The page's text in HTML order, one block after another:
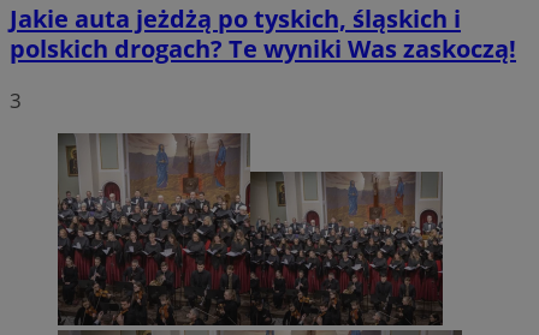
Jakie auta jeżdżą po tyskich, śląskich i
polskich drogach? Te wyniki Was zaskoczą!
3